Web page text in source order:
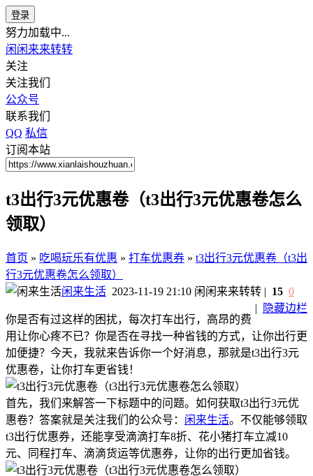
登录
努力加载中...
闲闲来来转转
关注
关注我们
公众号
联系我们
QQ 私信
订阅本站
t3出行3元优惠卷（t3出行3元优惠卷怎么
领取）
首页 » 吃喝玩乐有优惠 » 打车优惠券 » t3出行3元优惠卷（t3出
行3元优惠卷怎么领取）
闲来生活 2023-11-19 21:10 闲闲来来转转
|
隐藏边栏
| 15 0
你是否有过这样的困扰，每次打车出行，高昂的费
用让你心疼不已？你是否在寻找一种省钱的方式，让你出行更
加便捷？今天，我就来告诉你一个好消息，那就是t3出行3元
优惠卷，让你打车更省钱！
首先，我们来解答一下标题中的问题。如何获取t3出行3元优
惠卷？答案就是关注我们的公众号： 闲来生活。不仅能够领取
t3出行优惠券，还能享受滴滴打车8折、花小猪打车立减10
元、同程打车、滴滴货运等优惠券，让你的出行更加省钱。